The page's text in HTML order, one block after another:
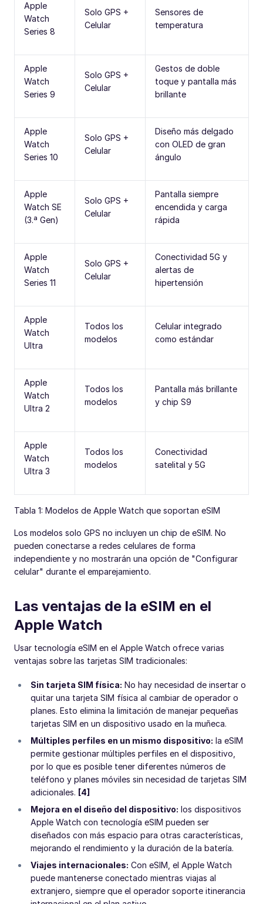
Apple
Watch
Series 8
Solo GPS +
Celular
Sensores de
temperatura
Apple
Watch
Series 9
Solo GPS +
Celular
Gestos de doble
toque y pantalla más
brillante
Apple
Watch
Series 10
Solo GPS +
Celular
Diseño más delgado
con OLED de gran
ángulo
Apple
Watch SE
(3.ª Gen)
Solo GPS +
Celular
Pantalla siempre
encendida y carga
rápida
Apple
Watch
Series 11
Solo GPS +
Celular
Conectividad 5G y
alertas de
hipertensión
Apple
Watch
Ultra
Todos los
modelos
Celular integrado
como estándar
Apple
Watch
Ultra 2
Todos los
modelos
Pantalla más brillante
y chip S9
Apple
Watch
Ultra 3
Todos los
modelos
Conectividad
satelital y 5G
Tabla 1: Modelos de Apple Watch que soportan eSIM
Los modelos solo GPS no incluyen un chip de eSIM. No
pueden conectarse a redes celulares de forma
independiente y no mostrarán una opción de "Configurar
celular" durante el emparejamiento.
Las ventajas de la eSIM en el
Apple Watch
Usar tecnología eSIM en el Apple Watch ofrece varias
ventajas sobre las tarjetas SIM tradicionales:
Sin tarjeta SIM física: No hay necesidad de insertar o
quitar una tarjeta SIM física al cambiar de operador o
planes. Esto elimina la limitación de manejar pequeñas
tarjetas SIM en un dispositivo usado en la muñeca.
Múltiples perfiles en un mismo dispositivo: la eSIM
permite gestionar múltiples perfiles en el dispositivo,
por lo que es posible tener diferentes números de
teléfono y planes móviles sin necesidad de tarjetas SIM
adicionales. [4]
Mejora en el diseño del dispositivo: los dispositivos
Apple Watch con tecnología eSIM pueden ser
diseñados con más espacio para otras características,
mejorando el rendimiento y la duración de la batería.
Viajes internacionales: Con eSIM, el Apple Watch
puede mantenerse conectado mientras viajas al
extranjero, siempre que el operador soporte itinerancia